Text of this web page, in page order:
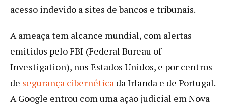
acesso indevido a sites de bancos e tribunais.
A ameaça tem alcance mundial, com alertas
emitidos pelo FBI (Federal Bureau of
Investigation), nos Estados Unidos, e por centros
de segurança cibernética da Irlanda e de Portugal.
A Google entrou com uma ação judicial em Nova